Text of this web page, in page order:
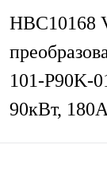
HBC10168
101-P90K-
90кВт,